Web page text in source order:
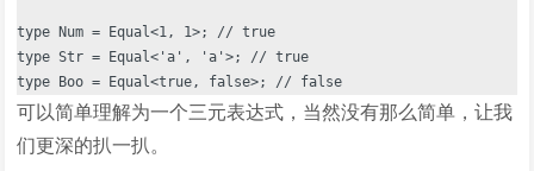
type Num = Equal<1, 1>; // true
type Str = Equal<'a', 'a'>; // true
可以简单理解为一个三元表达式，当然没有那么简单，让我
们更深的扒一扒。